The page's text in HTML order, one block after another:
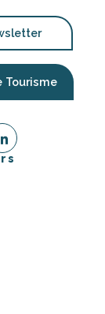
Tourisme